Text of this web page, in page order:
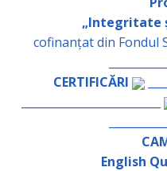
„Integritate
cofinanțat din Fondul
CERTIFICĂRI
English